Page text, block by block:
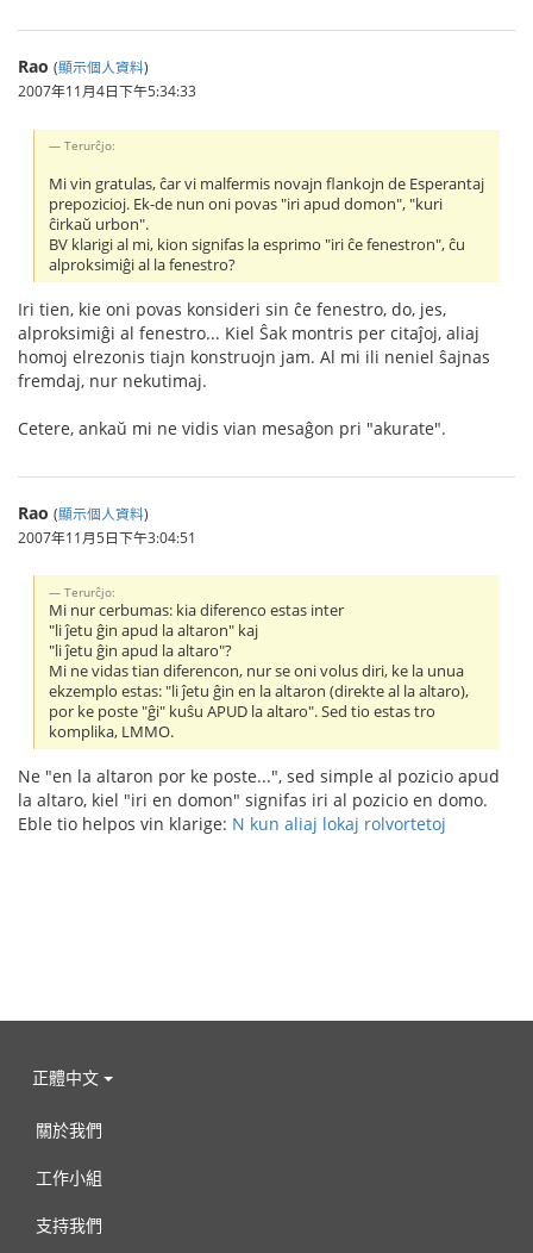
Rao (顯示個人資料)
2007年11月4日下午5:34:33
Terurĉjo:
Mi vin gratulas, ĉar vi malfermis novajn flankojn de Esperantaj
prepozicioj. Ek-de nun oni povas "iri apud domon", "kuri
ĉirkaŭ urbon".
BV klarigi al mi, kion signifas la esprimo "iri ĉe fenestron", ĉu
alproksimiĝi al la fenestro?
Iri tien, kie oni povas konsideri sin ĉe fenestro, do, jes,
alproksimiĝi al fenestro... Kiel Ŝak montris per citaĵoj, aliaj
homoj elrezonis tiajn konstruojn jam. Al mi ili neniel ŝajnas
fremdaj, nur nekutimaj.
Cetere, ankaŭ mi ne vidis vian mesaĝon pri "akurate".
Rao (顯示個人資料)
2007年11月5日下午3:04:51
Terurĉjo:
Mi nur cerbumas: kia diferenco estas inter
"li ĵetu ĝin apud la altaron" kaj
"li ĵetu ĝin apud la altaro"?
Mi ne vidas tian diferencon, nur se oni volus diri, ke la unua
ekzemplo estas: "li ĵetu ĝin en la altaron (direkte al la altaro),
por ke poste "ĝi" kuŝu APUD la altaro". Sed tio estas tro
komplika, LMMO.
Ne "en la altaron por ke poste...", sed simple al pozicio apud
la altaro, kiel "iri en domon" signifas iri al pozicio en domo.
Eble tio helpos vin klarige: N kun aliaj lokaj rolvortetoj
正體中文
關於我們
工作小組
支持我們